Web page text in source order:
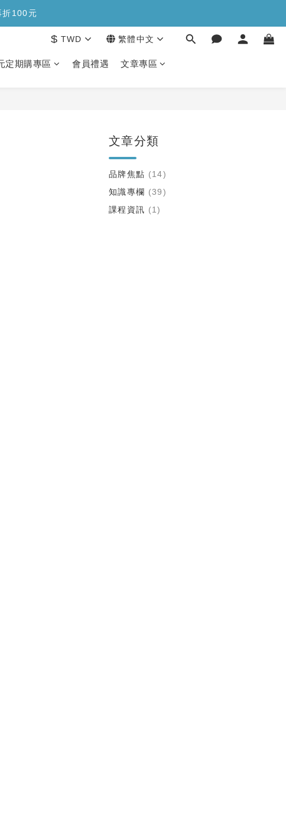
緻澱糖>>>
折100元
$ TWD 繁體中文
定期購專區 會員禮遇 文章專區
文章分類
品牌焦點 (14)
知識專欄 (39)
課程資訊 (1)